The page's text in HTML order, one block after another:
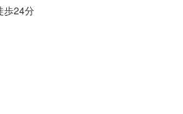
歩24分